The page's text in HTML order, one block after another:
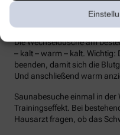
Dann sind die Arme dran:
oben, beginnend am
von der Achsel am
Die Wechseldusche am
– kalt – warm – kalt. Wichtig:
beenden, damit sich die
Und anschließend warm
Saunabesuche einmal in der
Trainingseffekt. Bei
Hausarzt fragen, ob das